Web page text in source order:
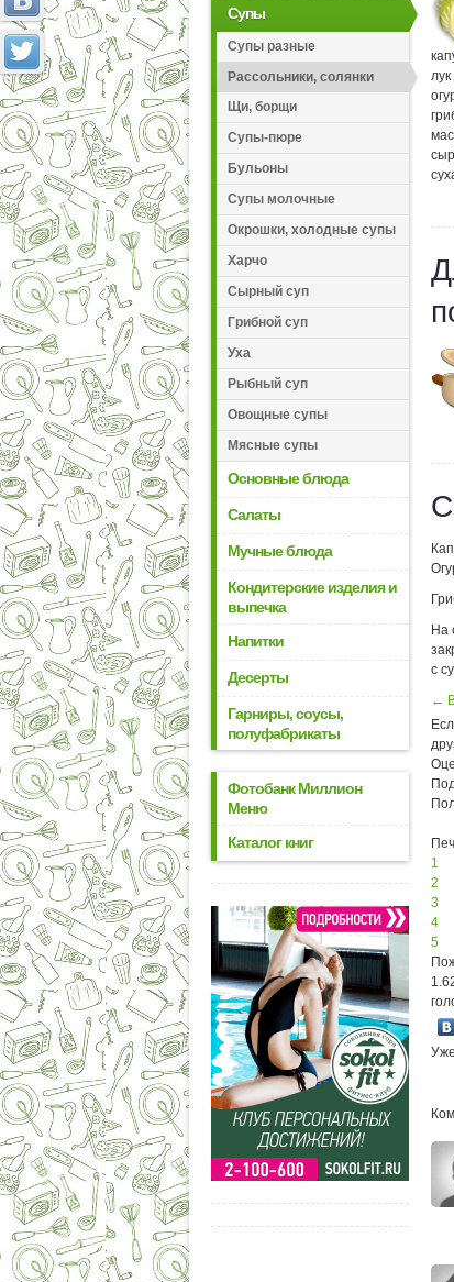
Супы
Супы разные
Рассольники, солянки
Щи, борщи
Супы-пюре
Бульоны
Супы молочные
Окрошки, холодные супы
Харчо
Сырный суп
Грибной суп
Уха
Рыбный суп
Овощные супы
Мясные супы
Основные блюда
Салаты
Мучные блюда
Кондитерские изделия и
выпечка
Напитки
Десерты
Гарниры, соусы,
полуфабрикаты
Фотобанк Миллион
Меню
Каталог книг
сыр
На
с
←
1
2
3
4
5